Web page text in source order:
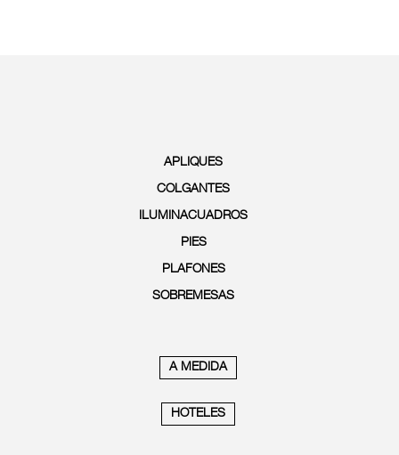
APLIQUES
COLGANTES
ILUMINACUADROS
PIES
PLAFONES
SOBREMESAS
A MEDIDA
HOTELES